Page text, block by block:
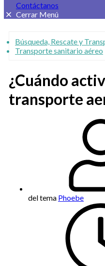
Contáctanos
Cerrar Menú
Búsqueda, Rescate y
Transporte sanitario aéreo
¿Cuándo
transporte
del tema Phoebe